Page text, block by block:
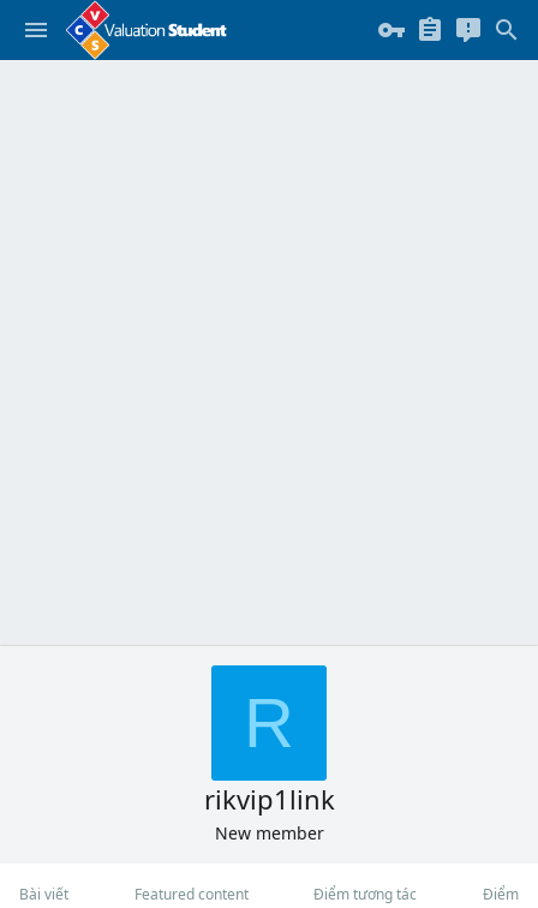
R
rikvip1link
New member
Bài viết Featured content Điểm tương tác Điểm